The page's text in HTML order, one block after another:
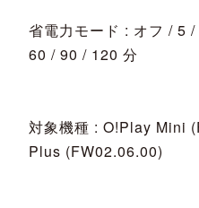
省電力モード : オフ / 5
60 / 90 / 120 分
対象機種 : O!Play Mini
Plus (FW02.06.00)